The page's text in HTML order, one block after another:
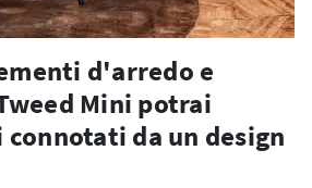
d'arredo e
Mini potrai
da un design